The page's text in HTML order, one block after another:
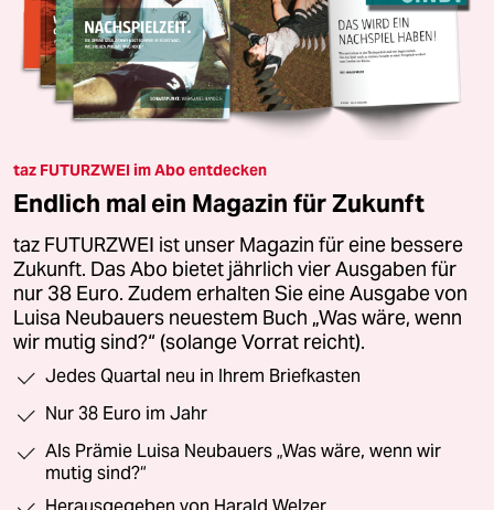
taz FUTURZWEI im Abo entdecken
Endlich mal ein Magazin für Zukunft
taz FUTURZWEI ist unser Magazin für eine bessere
Zukunft. Das Abo bietet jährlich vier Ausgaben für
nur 38 Euro. Zudem erhalten Sie eine Ausgabe von
Luisa Neubauers neuestem Buch „Was wäre, wenn
wir mutig sind?“ (solange Vorrat reicht).
Jedes Quartal neu in Ihrem Briefkasten
Nur 38 Euro im Jahr
Als Prämie Luisa Neubauers „Was wäre, wenn wir
mutig sind?“